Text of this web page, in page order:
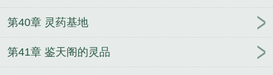
第40章 灵药基地
第41章 鉴天阁的灵品